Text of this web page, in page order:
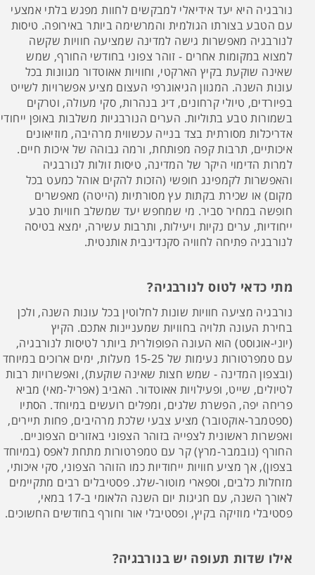
נורבגיה היא יעד אידיאלי למבקשים לחוות מפגש בלתי אמצעי
עם הטבע בצורתו הגולמית והמרשימה ביותר באירופה. טיסות
לנורבגיה מאפשרות גישה למדינה שמציעה חוויות שקשה
למצוא במקומות אחרים - זוהר צפוני בחודשי החורף, שמש
שאינה שוקעת בקיץ הארקטי, וחוויות אאוטדור מגוונות בכל
עונות השנה. המגוון הגיאוגרפי העצום מציע אפשרויות לשייט
בפיורדים, טיולי קרחונים, דיג בנהרות, סקי מעולה, וטרקים
בשמורות טבע בתוליות. הערים הנורבגיות משלבות באופן ייחודי
אדריכלות מסורתית בצד בנייה עכשווית מרהיבה, מוזיאונים
איכותיים, תרבות קפה מפותחת, ורמה גבוהה של איכות חיים.
למרות הדימוי היקר של המדינה, טיסות זולות לנורבגיה
והאפשרות לקמפינג חופשי (הזכות להקים אוהל כמעט בכל
מקום) או שכירת בקתות עץ מסורתיות (הייטה) מאפשרים
חופשה במחיר סביר. מי שמחפש יעד שמשלב חוויות טבע
ייחודיות, ערים נקיות ויעילות, ותרבות עשירה, ימצא בטיסה
לנורבגיה פתיחה לחוויה סקנדינבית אותנטית.
מתי כדאי לטוס לנורבגיה?
נורבגיה מציעה חוויות שונות לחלוטין בכל עונות השנה, ולכן
בחירת העונה תלויה בחוויות שמעניינות אתכם. הקיץ
(יוני-אוגוסט) הוא העונה הפופולרית ביותר לטיסות לנורבגיה,
עם טמפרטורות נעימות של 15-25 מעלות, ימים ארוכים במיוחד
(ובצפון המדינה - שמש חצות שאינה שוקעת), ואפשרויות רבות
לטיולים, שייט, ופעילויות אאוטדור. האביב (אפריל-מאי) מביא
פריחה יפה, הפשרת שלגים, ומפלים רועשים במיוחד. הסתיו
(ספטמבר-אוקטובר) מציע צבעי שלכת מרהיבים, פחות תיירים,
ואפשרות ראשונית לצפייה בזוהר הצפוני באזורים הצפוניים.
החורף (נובמבר-מרץ) קר עם טמפרטורות מתחת לאפס (במיוחד
בצפון), אך מציע חוויות ייחודיות כמו הזוהר הצפוני, סקי איכותי,
מזחלות כלבים, וספארי מוטור-שלג. פסטיבלים רבים מתקיימים
לאורך השנה, עם חגיגות יום השנה הלאומי ב-17 במאי,
פסטיבלי מוזיקה בקיץ, ופסטיבלי אור וחורף בחודשים החשוכים.
אילו שדות תעופה יש בנורבגיה?